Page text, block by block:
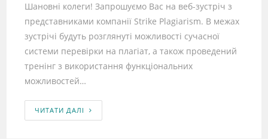
Шановні колеги! Запрошуємо Вас на веб-зустріч з
представниками компанії Strike Plagiarism. В межах
зустрічі будуть розглянуті можливості сучасної
системи перевірки на плагіат, а також проведений
тренінг з використання функціональних
можливостей…
ЧИТАТИ ДАЛІ